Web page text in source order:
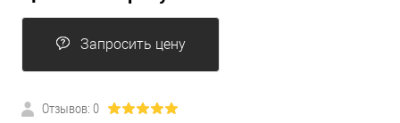
Запросить цену
Отзывов: 0